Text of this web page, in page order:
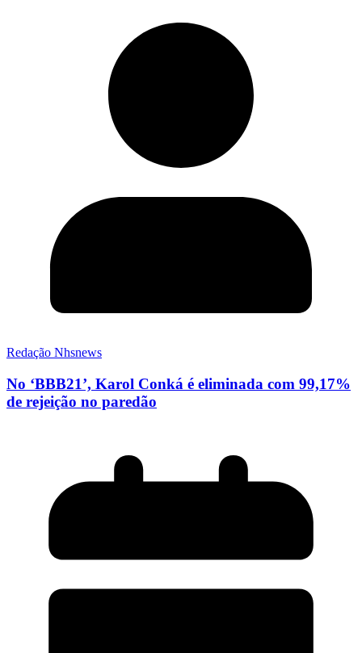
Redação Nhsnews
No ‘BBB21’, Karol Conká é eliminada com 99,17%
de rejeição no paredão